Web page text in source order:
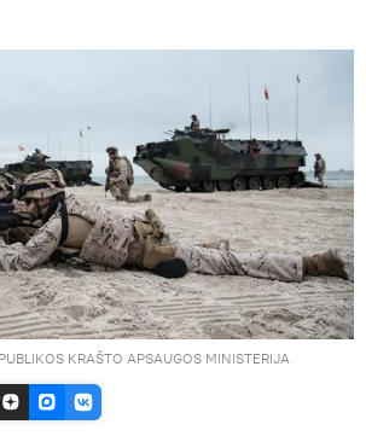
KRAŠTO APSAUGOS MINISTERIJA